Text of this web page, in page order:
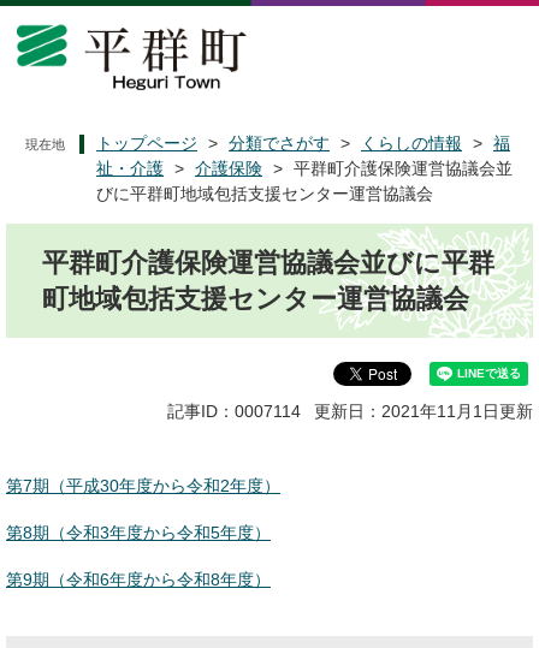
ペ
メ
現在地 トップページ > 分類でさがす > くらしの情報 > 福
祉・介護 > 介護保険 > 平群町介護保険運営協議会並
びに平群町地域包括支援センター運営協議会
平群町介護保険運営協議会並びに平群
町地域包括支援センター運営協議会
記事ID：0007114 更新日：2021年11月1日更新
第7期（平成30年度から令和2年度）
第8期（令和3年度から令和5年度）
第9期（令和6年度から令和8年度）